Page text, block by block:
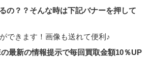
の？？そんな時は下記バナーを押して
できます！画像も送れて便利♪
最新の情報提示で毎回買取金額10％UP